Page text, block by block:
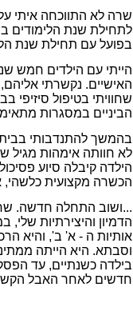
שרה לא התווכחה איתי
לתחילת שנת הלימודים
בפועל עם תחילת שנת
הייתי עם הילדים חמש
האישיים. נקשרתי
שחוויתי בטיפול
הביניים במסגרות
בהמשך להתנדבותי
לא חוותה אימהות
הילדה קיבלה סיוע
הכשרה מקצועית
...ושוב התחלה חדשה.
הדמיון והיצירתיות
אותיות ה - א' ב', והיא
וסבתא. היא הייתה
בילדה כשנתיים, עד
חדשים לאחר האבל הקשה,